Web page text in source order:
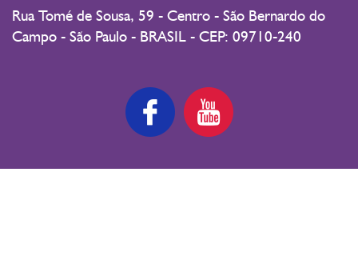
Rua Tomé de Sousa, 59 - Centro - São Bernardo do
Campo - São Paulo - BRASIL - CEP: 09710-240